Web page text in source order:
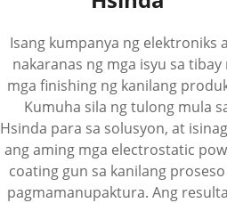
Isang kumpanya ng elektroniks
nakaranas ng mga isyu sa tibay
mga finishing ng kanilang
Kumuha sila ng tulong mula
Hsinda para sa solusyon, at
ang aming mga electrostatic
coating gun sa kanilang
pagmamanupaktura. Ang